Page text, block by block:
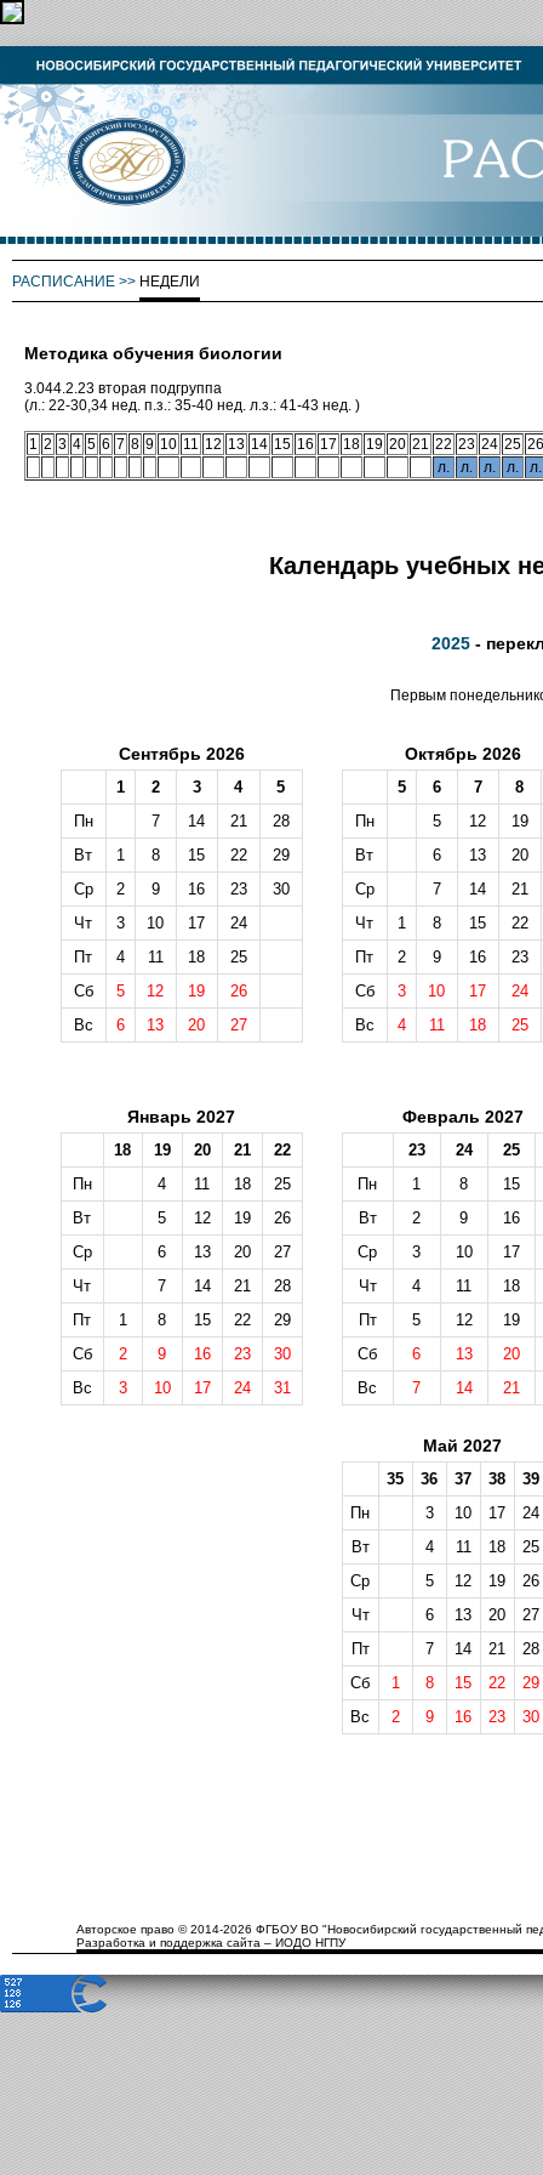
РАСПИСАНИЕ >> НЕДЕЛИ
Методика обучения биологии
3.044.2.23 вторая подгруппа
(л.: 22-30,34 нед. п.з.: 35-40 нед. л.з.: 41-43 нед. )
1 2 3 4 5 6 7 8 9 10 11 12 13 14 15 16 17 18 19 20 21 22 23 24 25 26
л.
л. л. л. л.
Календарь учебных
2025 -
Первым
Сентябрь 2026
1 2 3 4
5
Пн
7 14 21
28
Вт
1 8 15 22
29
Ср
2 9 16 23
30
Чт
3 10 17
24
Пт
4 11 18
25
Сб
5 12 19
26
Вс
6 13 20 27
Октябрь 2026
5 6 7
8
Пн
5 12
19
Вт
6 13
20
Ср
7 14
21
Чт
1 8 15
22
Пт
2 9 16
23
Сб
3 10 17
24
Вс
4 11 18 25
Январь 2027
18 19 20 21
22
Пн
4 11 18
25
Вт
5 12 19
26
Ср
6 13 20
27
Чт
7 14 21
28
Пт
1 8 15 22
29
Сб
2 9 16 23
30
Вс
3 10 17 24 31
Февраль 2027
23 24
25
Пн
1 8
15
Вт
2 9
16
Ср
3 10
17
Чт
4 11
18
Пт
5 12
19
Сб
6 13
20
Вс
7 14 21
Май 2027
35 36 37 38
39
Пн
3 10 17
24
Вт
4 11 18
25
Ср
5 12 19
26
Чт
6 13 20
27
Пт
7 14 21
28
Сб
1 8 15 22
29
Вс
2 9 16 23 30
Авторское право © 2014-2026 ФГБОУ ВО "Новосибирский государственный
Разработка и поддержка сайта – ИОДО НГПУ